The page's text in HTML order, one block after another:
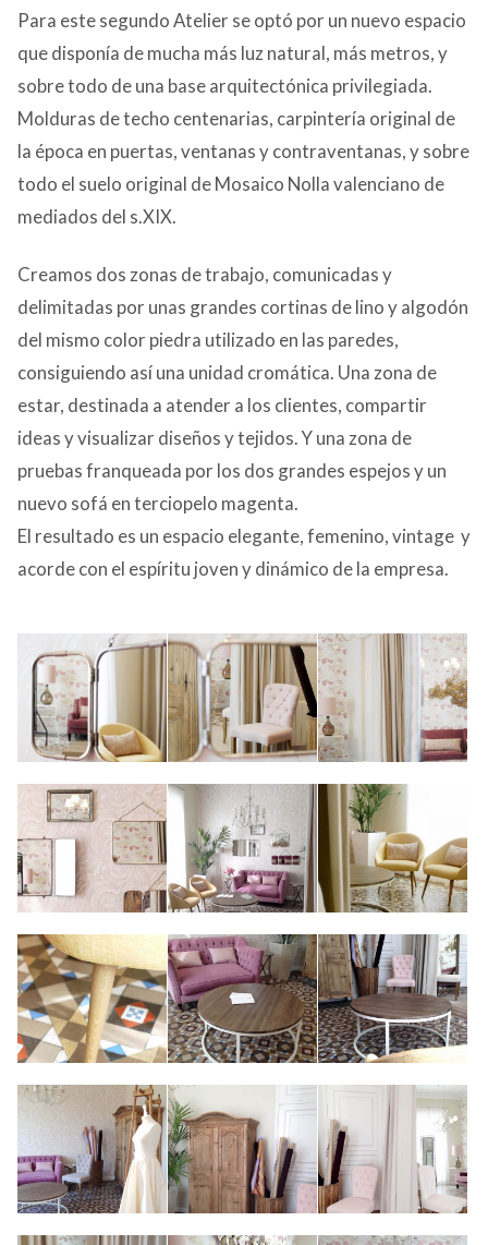
Para este segundo Atelier se optó por un nuevo espacio
que disponía de mucha más luz natural, más metros, y
sobre todo de una base arquitectónica privilegiada.
Molduras de techo centenarias, carpintería original de
la época en puertas, ventanas y contraventanas, y sobre
todo el suelo original de Mosaico Nolla valenciano de
mediados del s.XIX.
Creamos dos zonas de trabajo, comunicadas y
delimitadas por unas grandes cortinas de lino y algodón
del mismo color piedra utilizado en las paredes,
consiguiendo así una unidad cromática. Una zona de
estar, destinada a atender a los clientes, compartir
ideas y visualizar diseños y tejidos. Y una zona de
pruebas franqueada por los dos grandes espejos y un
nuevo sofá en terciopelo magenta.
El resultado es un espacio elegante, femenino, vintage y
acorde con el espíritu joven y dinámico de la empresa.